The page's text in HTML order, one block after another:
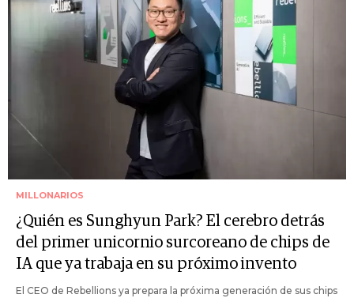
MILLONARIOS
¿Quién es Sunghyun Park? El cerebro detrás
del primer unicornio surcoreano de chips de
IA que ya trabaja en su próximo invento
El CEO de Rebellions ya prepara la próxima generación de sus chips